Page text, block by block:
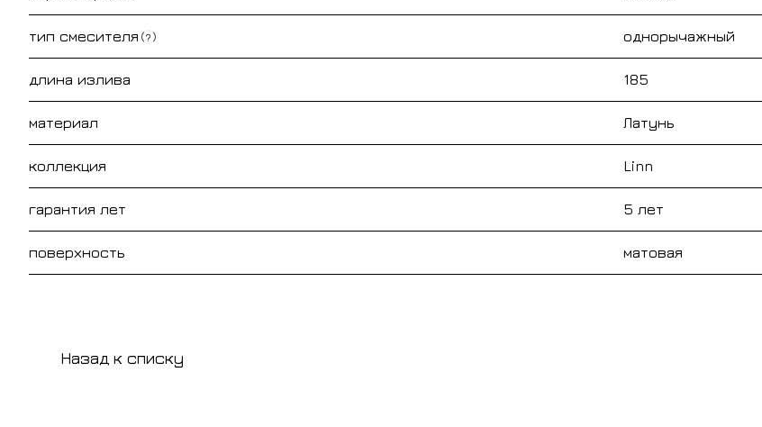
тип смесителя ? однорычажный
длина излива 185
материал Латунь
коллекция Linn
гарантия лет 5 лет
поверхность матовая
Назад к списку